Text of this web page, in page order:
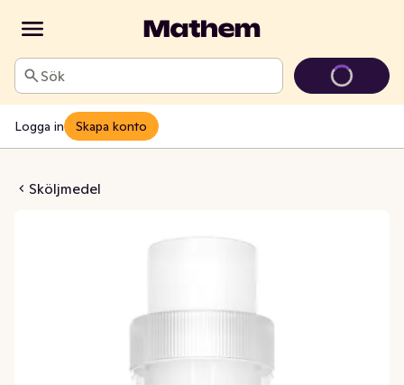
Sök
Logga in Skapa konto
Sköljmedel
& Pear Blossom